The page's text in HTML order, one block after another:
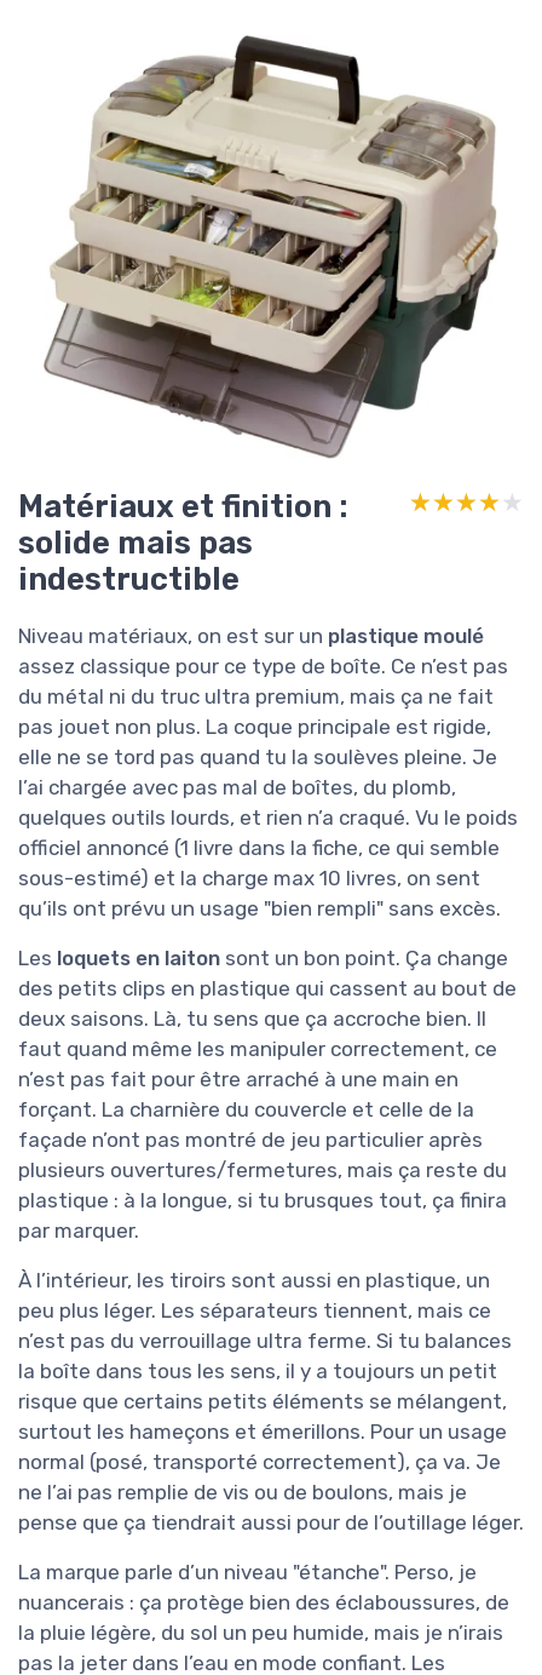
Matériaux et finition :
solide mais pas
indestructible
★★★★★
★★★★★
Niveau matériaux, on est sur un plastique moulé
assez classique pour ce type de boîte. Ce n’est pas
du métal ni du truc ultra premium, mais ça ne fait
pas jouet non plus. La coque principale est rigide,
elle ne se tord pas quand tu la soulèves pleine. Je
l’ai chargée avec pas mal de boîtes, du plomb,
quelques outils lourds, et rien n’a craqué. Vu le poids
officiel annoncé (1 livre dans la fiche, ce qui semble
sous-estimé) et la charge max 10 livres, on sent
qu’ils ont prévu un usage "bien rempli" sans excès.
Les loquets en laiton sont un bon point. Ça change
des petits clips en plastique qui cassent au bout de
deux saisons. Là, tu sens que ça accroche bien. Il
faut quand même les manipuler correctement, ce
n’est pas fait pour être arraché à une main en
forçant. La charnière du couvercle et celle de la
façade n’ont pas montré de jeu particulier après
plusieurs ouvertures/fermetures, mais ça reste du
plastique : à la longue, si tu brusques tout, ça finira
par marquer.
À l’intérieur, les tiroirs sont aussi en plastique, un
peu plus léger. Les séparateurs tiennent, mais ce
n’est pas du verrouillage ultra ferme. Si tu balances
la boîte dans tous les sens, il y a toujours un petit
risque que certains petits éléments se mélangent,
surtout les hameçons et émerillons. Pour un usage
normal (posé, transporté correctement), ça va. Je
ne l’ai pas remplie de vis ou de boulons, mais je
pense que ça tiendrait aussi pour de l’outillage léger.
La marque parle d’un niveau "étanche". Perso, je
nuancerais : ça protège bien des éclaboussures, de
la pluie légère, du sol un peu humide, mais je n’irais
pas la jeter dans l’eau en mode confiant. Les